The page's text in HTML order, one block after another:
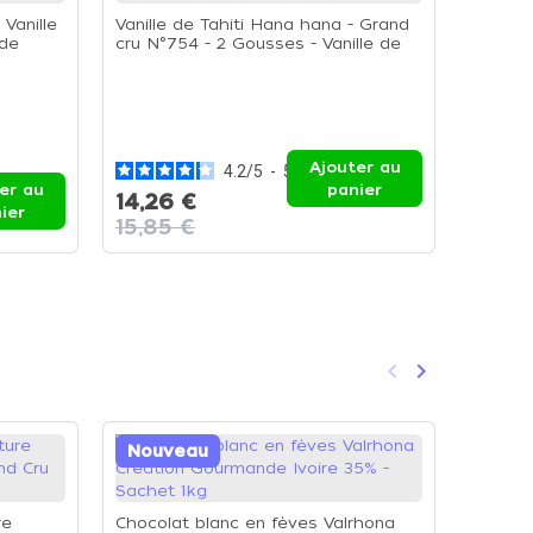
au
Vanille de Tahiti Hana hana - Grand
cru N°754 - 2 Gousses - Vanille de
4.2/5 - 5 avis
14,26 €
15,85 €
Ajouter au
panier
Précédent
keyboard_arrow_left Suivant
keyboard_arrow_right
Nouveau
Chocolat blanc en fèves Valrhona